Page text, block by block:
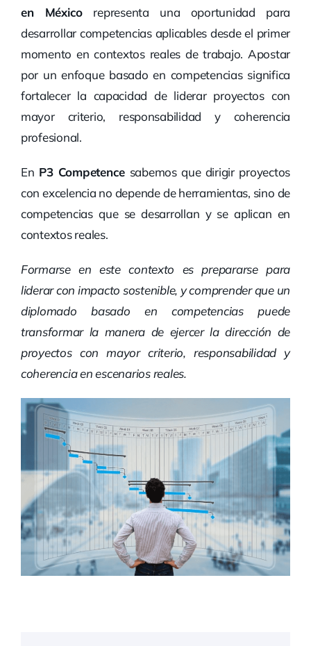
en México representa una oportunidad para
desarrollar competencias aplicables desde el primer
momento en contextos reales de trabajo. Apostar
por un enfoque basado en competencias significa
fortalecer la capacidad de liderar proyectos con
mayor criterio, responsabilidad y coherencia
profesional.
En P3 Competence sabemos que dirigir proyectos
con excelencia no depende de herramientas, sino de
competencias que se desarrollan y se aplican en
contextos reales.
Formarse en este contexto es prepararse para
liderar con impacto sostenible, y comprender que un
diplomado basado en competencias puede
transformar la manera de ejercer la dirección de
proyectos con mayor criterio, responsabilidad y
coherencia en escenarios reales.